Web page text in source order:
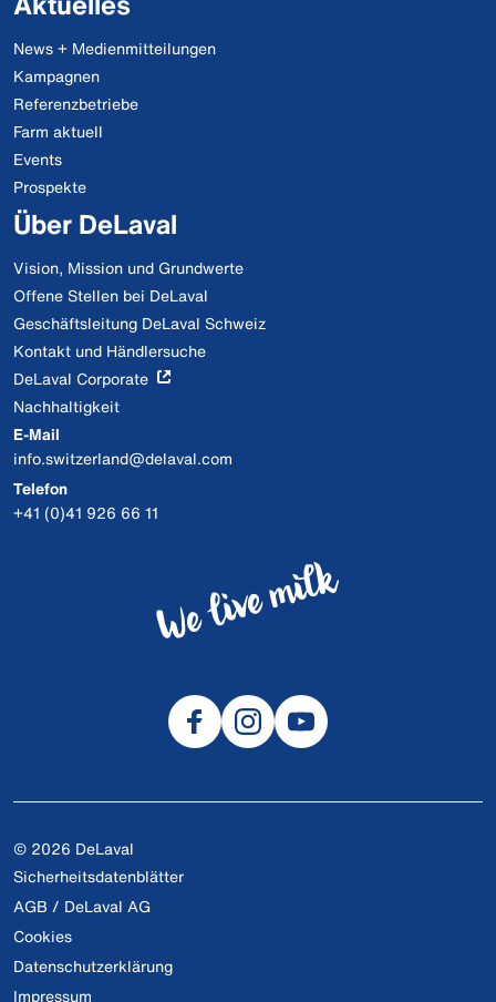
News + Medienmitteilungen
Kampagnen
Referenzbetriebe
Farm aktuell
Events
Prospekte
Über DeLaval
Vision, Mission und Grundwerte
Offene Stellen bei DeLaval
Geschäftsleitung DeLaval Schweiz
Kontakt und Händlersuche
DeLaval Corporate
Nachhaltigkeit
E-Mail
info.switzerland@delaval.com
Telefon
+41 (0)41 926 66 11
© 2026 DeLaval
Sicherheitsdatenblätter
AGB / DeLaval AG
Cookies
Datenschutzerklärung
Impressum